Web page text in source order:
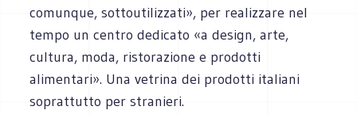
comunque, sottoutilizzati», per realizzare nel
tempo un centro dedicato «a design, arte,
cultura, moda, ristorazione e prodotti
alimentari». Una vetrina dei prodotti italiani
soprattutto per stranieri.